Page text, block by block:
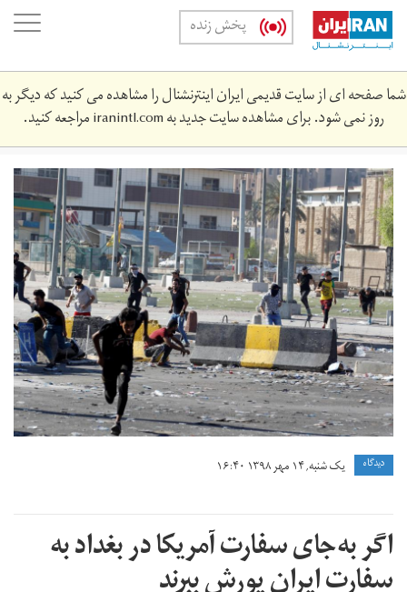
Skip
main
content
پخش زنده
شما صفحه ای از سایت قدیمی ایران اینترنشنال را مشاهده می کنید که دیگر به
روز نمی شود. برای مشاهده سایت جدید بهiranintl.comمراجعه کنید.
2019-
10-
protests.jpg
دیدگاه یک شنبه, ۱۴ مهر ۱۳۹۸ ۱۶:۴۰
اگر به‌جای سفارت آمریکا در بغداد به